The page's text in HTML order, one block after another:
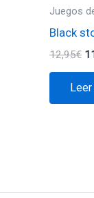
Juegos
Black
12,95€